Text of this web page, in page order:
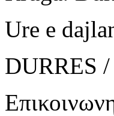
Ure e
DURRES /